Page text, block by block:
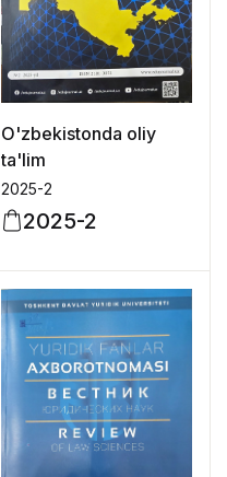
O'zbekistonda oliy
ta'lim
2025-2
2025-2